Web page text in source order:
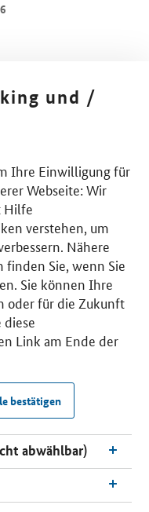
und /
Ihre Einwilligung für
Webseite: Wir
Hilfe
verstehen, um
Nähere
Sie, wenn Sie
Sie können Ihre
oder für die Zukunft
Link am Ende der
bestätigen
abwählbar)